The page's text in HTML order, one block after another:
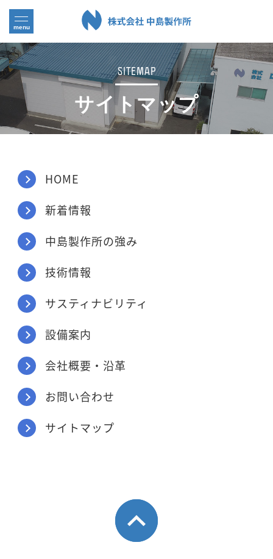
SITEMAP
サイトマップ
HOME
新着情報
中島製作所の強み
技術情報
サスティナビリティ
設備案内
会社概要・沿革
お問い合わせ
サイトマップ